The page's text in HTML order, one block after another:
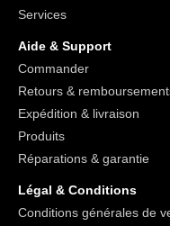
Services
Aide & Support
Commander
Retours &
Expédition & livraison
Produits
Réparations & garantie
Légal & Conditions
Conditions générales de